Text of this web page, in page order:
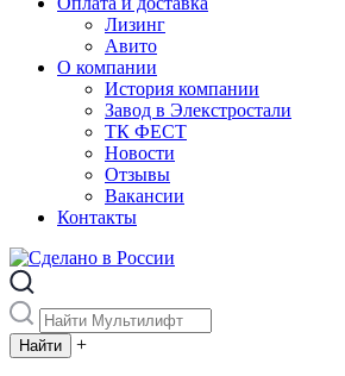
Лизинг
Авито
О компании
История компании
Завод в Элекстростали
ТК ФЕСТ
Новости
Отзывы
Вакансии
Контакты
+